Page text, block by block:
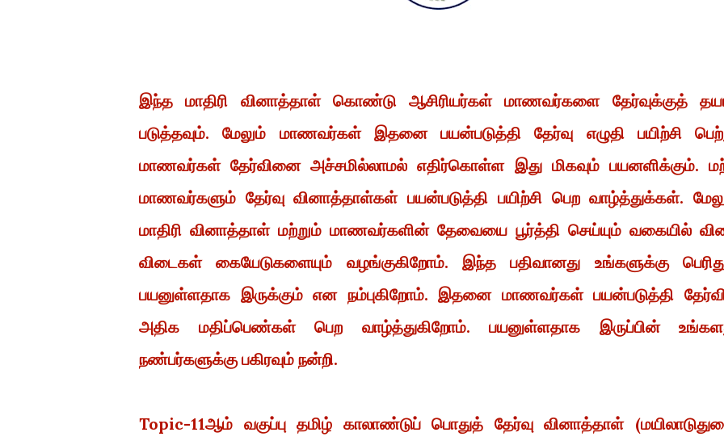
இந்த மாதிரி வினாத்தாள் கொண்டு ஆசிரியர்கள் மாணவர்களை தேர்வுக்குத்
படுத்தவும். மேலும் மாணவர்கள் இதனை பயன்படுத்தி தேர்வு எழுதி பயிற்சி
மாணவர்கள் தேர்வினை அச்சமில்லாமல் எதிர்கொள்ள இது மிகவும் பயனளிக்கும்.
மாணவர்களும் தேர்வு வினாத்தாள்கள் பயன்படுத்தி பயிற்சி பெற வாழ்த்துக்கள்.
மாதிரி வினாத்தாள் மற்றும் மாணவர்களின் தேவையை பூர்த்தி செய்யும் வகையில்
விடைகள் கையேடுகளையும் வழங்குகிறோம். இந்த பதிவானது உங்களுக்கு
பயனுள்ளதாக இருக்கும் என நம்புகிறோம். இதனை மாணவர்கள் பயன்படுத்தி
அதிக மதிப்பெண்கள் பெற வாழ்த்துகிறோம். பயனுள்ளதாக இருப்பின்
நண்பர்களுக்கு பகிரவும் நன்றி.
Topic-11ஆம் வகுப்பு தமிழ் காலாண்டுப் பொதுத் தேர்வு வினாத்தாள்